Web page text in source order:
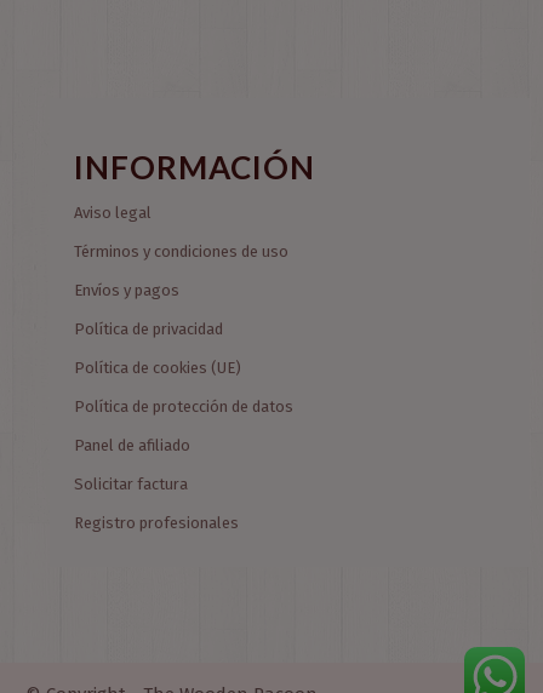
INFORMACIÓN
Aviso legal
Términos y condiciones de uso
Envíos y pagos
Política de privacidad
Política de cookies (UE)
Política de protección de datos
Panel de afiliado
Solicitar factura
Registro profesionales